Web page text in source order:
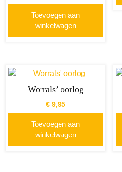
Toevoegen aan
winkelwagen
Worrals’ oorlog
€9,95
Toevoegen aan
winkelwagen